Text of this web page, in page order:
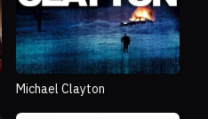
Michael Clayton